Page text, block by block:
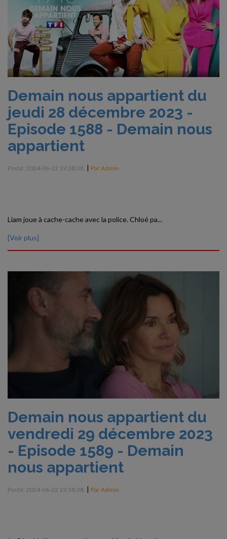
Demain nous appartient du
jeudi 28 décembre 2023 -
Episode 1588 - Demain nous
appartient
Posté: 2024-06-22 19:38:38. Par Admin
Liam joue à cache-cache avec la police. Chloé pa...
[Voir plus]
Demain nous appartient du
vendredi 29 décembre 2023
- Episode 1589 - Demain
nous appartient
Posté: 2024-06-22 19:38:38. | Par Admin